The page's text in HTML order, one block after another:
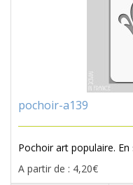
pochoir-a139
Pochoir art populaire. En
A partir de : 4,20€